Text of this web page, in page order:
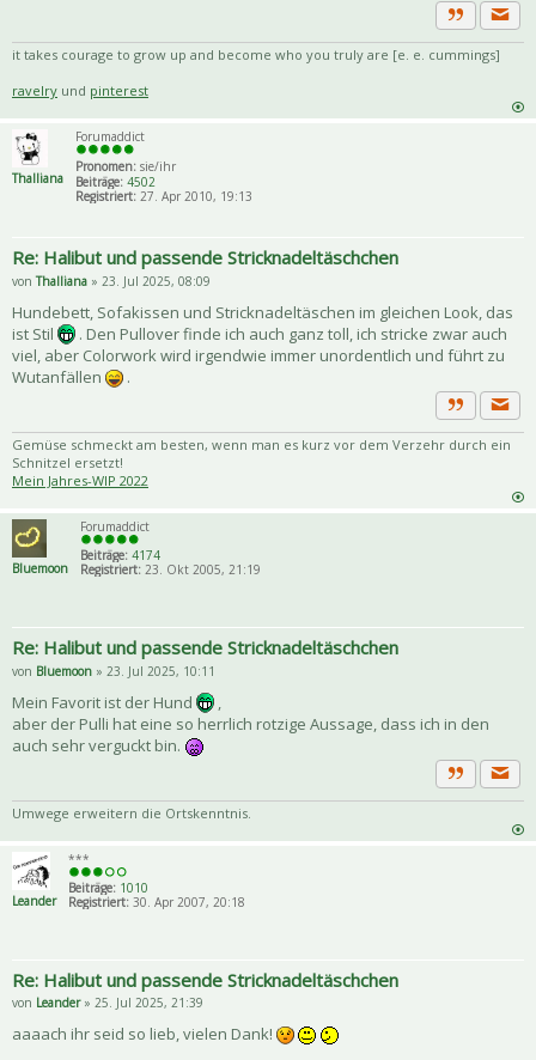
Zitat
it takes courage to grow up and become who you truly are [e. e. cummings]
ravelry und pinterest
Thalliana
Forumaddict
Pronomen: sie/ihr
Beiträge: 4502
Registriert: 27. Apr 2010, 19:13
Re: Halibut und passende Stricknadeltäschchen
vonThalliana » 23. Jul 2025, 08:09
Hundebett, Sofakissen und Stricknadeltäschen im gleichen Look, das
ist Stil
. Den Pullover finde ich auch ganz toll, ich stricke zwar auch
viel, aber Colorwork wird irgendwie immer unordentlich und führt zu
Wutanfällen
.
Zitat
Gemüse schmeckt am besten, wenn man es kurz vor dem Verzehr durch ein
Schnitzel ersetzt!
Mein Jahres-WIP 2022
Bluemoon
Forumaddict
Beiträge: 4174
Registriert: 23. Okt 2005, 21:19
Re: Halibut und passende Stricknadeltäschchen
von Bluemoon » 23. Jul 2025, 10:11
Mein Favorit ist der Hund
aber der Pulli hat eine so herrlich rotzige Aussage, dass ich in den
auch sehr verguckt bin.
Zitat
Umwege erweitern die Ortskenntnis.
Leander
***
Beiträge: 1010
Registriert: 30. Apr 2007, 20:18
Re: Halibut und passende Stricknadeltäschchen
von Leander» 25. Jul 2025, 21:39
aaaach ihr seid so lieb, vielen Dank!